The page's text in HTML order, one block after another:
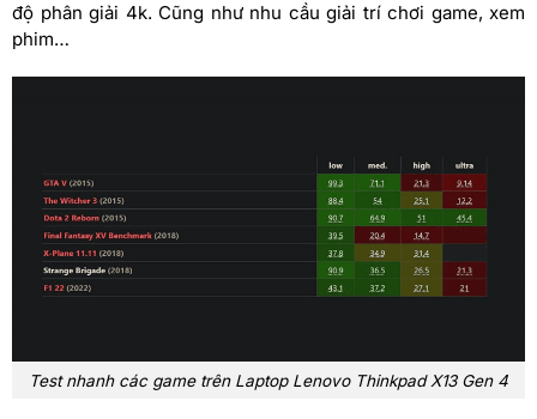
độ phân giải 4k. Cũng như nhu cầu giải trí chơi game, xem
phim…
Test nhanh các game trên Laptop Lenovo Thinkpad X13 Gen 4